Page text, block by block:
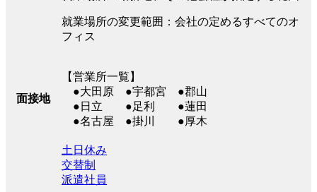
就業場所の変更範囲：会社の定めるすべてのオ
フィス
面接地
【営業所一覧】
●大田原 ●宇都宮 ●郡山
●日立 ●足利 ●蓮田
●名古屋 ●掛川 ●厚木
土日休み
交替制
派遣社員